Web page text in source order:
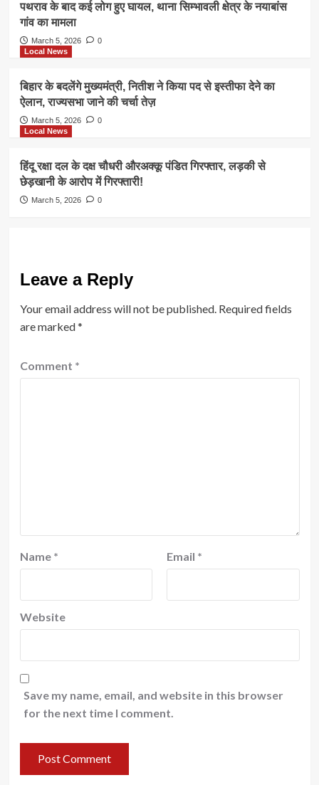
पथराव के बाद कई लोग हुए घायल, थाना सिम्भावली क्षेत्र के नयाबांस
गांव का मामला
March 5, 2026
0
Local News
बिहार के बदलेंगे मुख्यमंत्री, नितीश ने किया पद से इस्तीफा देने का
ऐलान, राज्यसभा जाने की चर्चा तेज़
March 5, 2026
0
Local News
हिंदू रक्षा दल के दक्ष चौधरी औरअक्कू पंडित गिरफ्तार, लड़की से
छेड़खानी के आरोप में गिरफ्तारी!
March 5, 2026 0
Leave a Reply
Your email address will not be published. Required fields
are marked*
Comment *
Name * Email *
Website
Save my name, email, and website in this browser
for the next time I comment.